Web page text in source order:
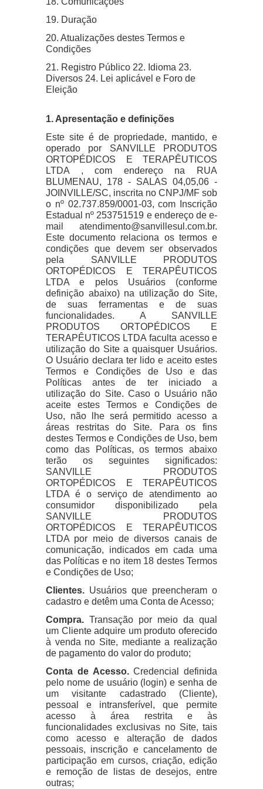
19. Duração
20. Atualizações destes Termos e
Condições
21. Registro Público 22. Idioma 23.
Diversos 24. Lei aplicável e Foro de
Eleição
1. Apresentação e definições
Este site é de propriedade, mantido, e
operado por SANVILLE PRODUTOS
ORTOPÉDICOS E TERAPÊUTICOS
LTDA , com endereço na RUA
BLUMENAU, 178 - SALAS 04,05,06 -
JOINVILLE/SC, inscrita no CNPJ/MF sob
o nº 02.737.859/0001-03, com Inscrição
Estadual nº 253751519 e endereço de e-
mailatendimento@sanvillesul.com.br.
Este documento relaciona os termos e
condições que devem ser observados
pela SANVILLE PRODUTOS
ORTOPÉDICOS E TERAPÊUTICOS
LTDA e pelos Usuários (conforme
definição abaixo) na utilização do Site,
de suas ferramentas e de suas
funcionalidades. A SANVILLE
PRODUTOS ORTOPÉDICOS E
TERAPÊUTICOS LTDA faculta acesso e
utilização do Site a quaisquer Usuários.
O Usuário declara ter lido e aceito estes
Termos e Condições de Uso e das
Políticas antes de ter iniciado a
utilização do Site. Caso o Usuário não
aceite estes Termos e Condições de
Uso, não lhe será permitido acesso a
áreas restritas do Site. Para os fins
destes Termos e Condições de Uso, bem
como das Políticas, os termos abaixo
terão os seguintes significados:
SANVILLE PRODUTOS
ORTOPÉDICOS E TERAPÊUTICOS
LTDA é o serviço de atendimento ao
consumidor disponibilizado pela
SANVILLE PRODUTOS
ORTOPÉDICOS E TERAPÊUTICOS
LTDA por meio de diversos canais de
comunicação, indicados em cada uma
das Políticas e no item 18 destes Termos
e Condições de Uso;
Clientes.Usuários que preencheram o
cadastro e detêm uma Conta de Acesso;
Compra.Transação por meio da qual
um Cliente adquire um produto oferecido
à venda no Site, mediante a realização
de pagamento do valor do produto;
Conta de Acesso.Credencial definida
pelo nome de usuário (login) e senha de
um visitante cadastrado (Cliente),
pessoal e intransferível, que permite
acesso à área restrita e às
funcionalidades exclusivas no Site, tais
como acesso e alteração de dados
pessoais, inscrição e cancelamento de
participação em cursos, criação, edição
e remoção de listas de desejos, entre
outras;